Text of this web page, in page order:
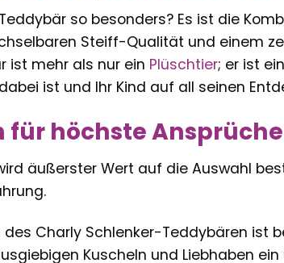
so besonders? Es ist die
Steiff-Qualität und einem
ist mehr als nur ein Plüschtier; er ist
ist und Ihr Kind auf all seinen
höchste Ansprüche
äußerster Wert auf die Auswahl
des Charly Schlenker-Teddybären ist
Kuscheln und Liebhaben